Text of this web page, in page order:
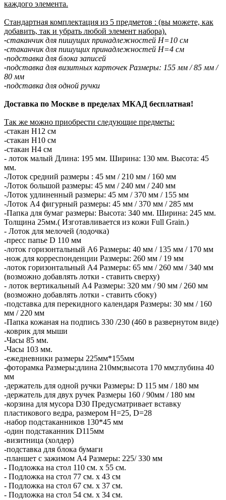
каждого элемента.
Стандартная комплектация из 5 предметов : (вы можете, как
добавить, так и убрать любой элемент набора).
-стаканчик для пишущих принадлежностей H=10 см
-стаканчик для пишущих принадлежностей H=4 см
-подставка для блока записей
-подставка для визитных карточек Размеры: 155 мм / 85 мм /
80 мм
-подставка для одной ручки
Доставка по Москве в пределах МКАД бесплатная!
Так же можно приобрести следующие предметы:
-стакан Н12 см
-стакан Н10 см
-стакан Н4 см
- лоток малый Длина: 195 мм. Ширина: 130 мм. Высота: 45
мм.
-Лоток средний размеры : 45 мм / 210 мм / 160 мм
-Лоток большой размеры: 45 мм / 240 мм / 240 мм
-Лоток удлиненный размеры: 45 мм / 370 мм / 155 мм
-Лоток А4 фигурный размеры: 45 мм / 370 мм / 285 мм
-Папка для бумаг размеры: Высота: 340 мм. Ширина: 245 мм.
Толщина 25мм.( Изготавливается из кожи Full Grain.)
- Лоток для мелочей (лодочка)
-пресс папье D 110 мм
-лоток горизонтальный А6 Размеры: 40 мм / 135 мм / 170 мм
-нож для корреспонденции Размеры: 260 мм / 19 мм
-лоток горизонтальный А4 Размеры: 65 мм / 260 мм / 340 мм
(возможно добавлять лотки - ставить сверху)
- лоток вертикальный А4 Размеры: 320 мм / 90 мм / 260 мм
(возможно добавлять лотки - ставить сбоку)
-подставка для перекидного календаря Размеры: 30 мм / 160
мм / 220 мм
-Папка кожаная на подпись 330 /230 (460 в развернутом виде)
-коврик для мыши
-Часы 85 мм.
-Часы 103 мм.
-ежедневники размеры 225мм*155мм
-фоторамка Размеры:длина 210мм;высота 170 мм;глубина 40
мм
-держатель для одной ручки Размеры: D 115 мм / 180 мм
-держатель для двух ручек Размеры 160 / 90мм / 180 мм
-корзина для мусора D30 Предусматривает вставку
пластикового ведра, размером H=25, D=28
-набор подстаканников 130*45 мм
-один подстаканник D115мм
-визитница (холдер)
-подставка для блока бумаги
-планшет с зажимом А4 Размеры: 225/ 330 мм
- Подложка на стол 110 см. х 55 см.
- Подложка на стол 77 см. х 43 см
- Подложка на стол 67 см. х 37 см.
- Подложка на стол 54 см. х 34 см.